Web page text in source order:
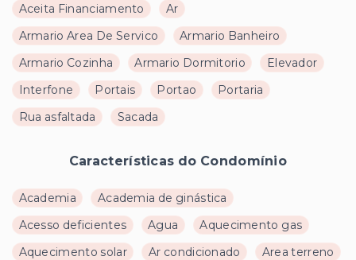
Aceita Financiamento
Ar
Armario Area De Servico
Armario Banheiro
Armario Cozinha
Armario Dormitorio
Elevador
Interfone
Portais Portao
Portaria
Rua asfaltada
Sacada
Características do Condomínio
Academia
Academia de ginástica
Acesso deficientes
Agua
Aquecimento gas
Aquecimento solar
Ar condicionado
Area terreno